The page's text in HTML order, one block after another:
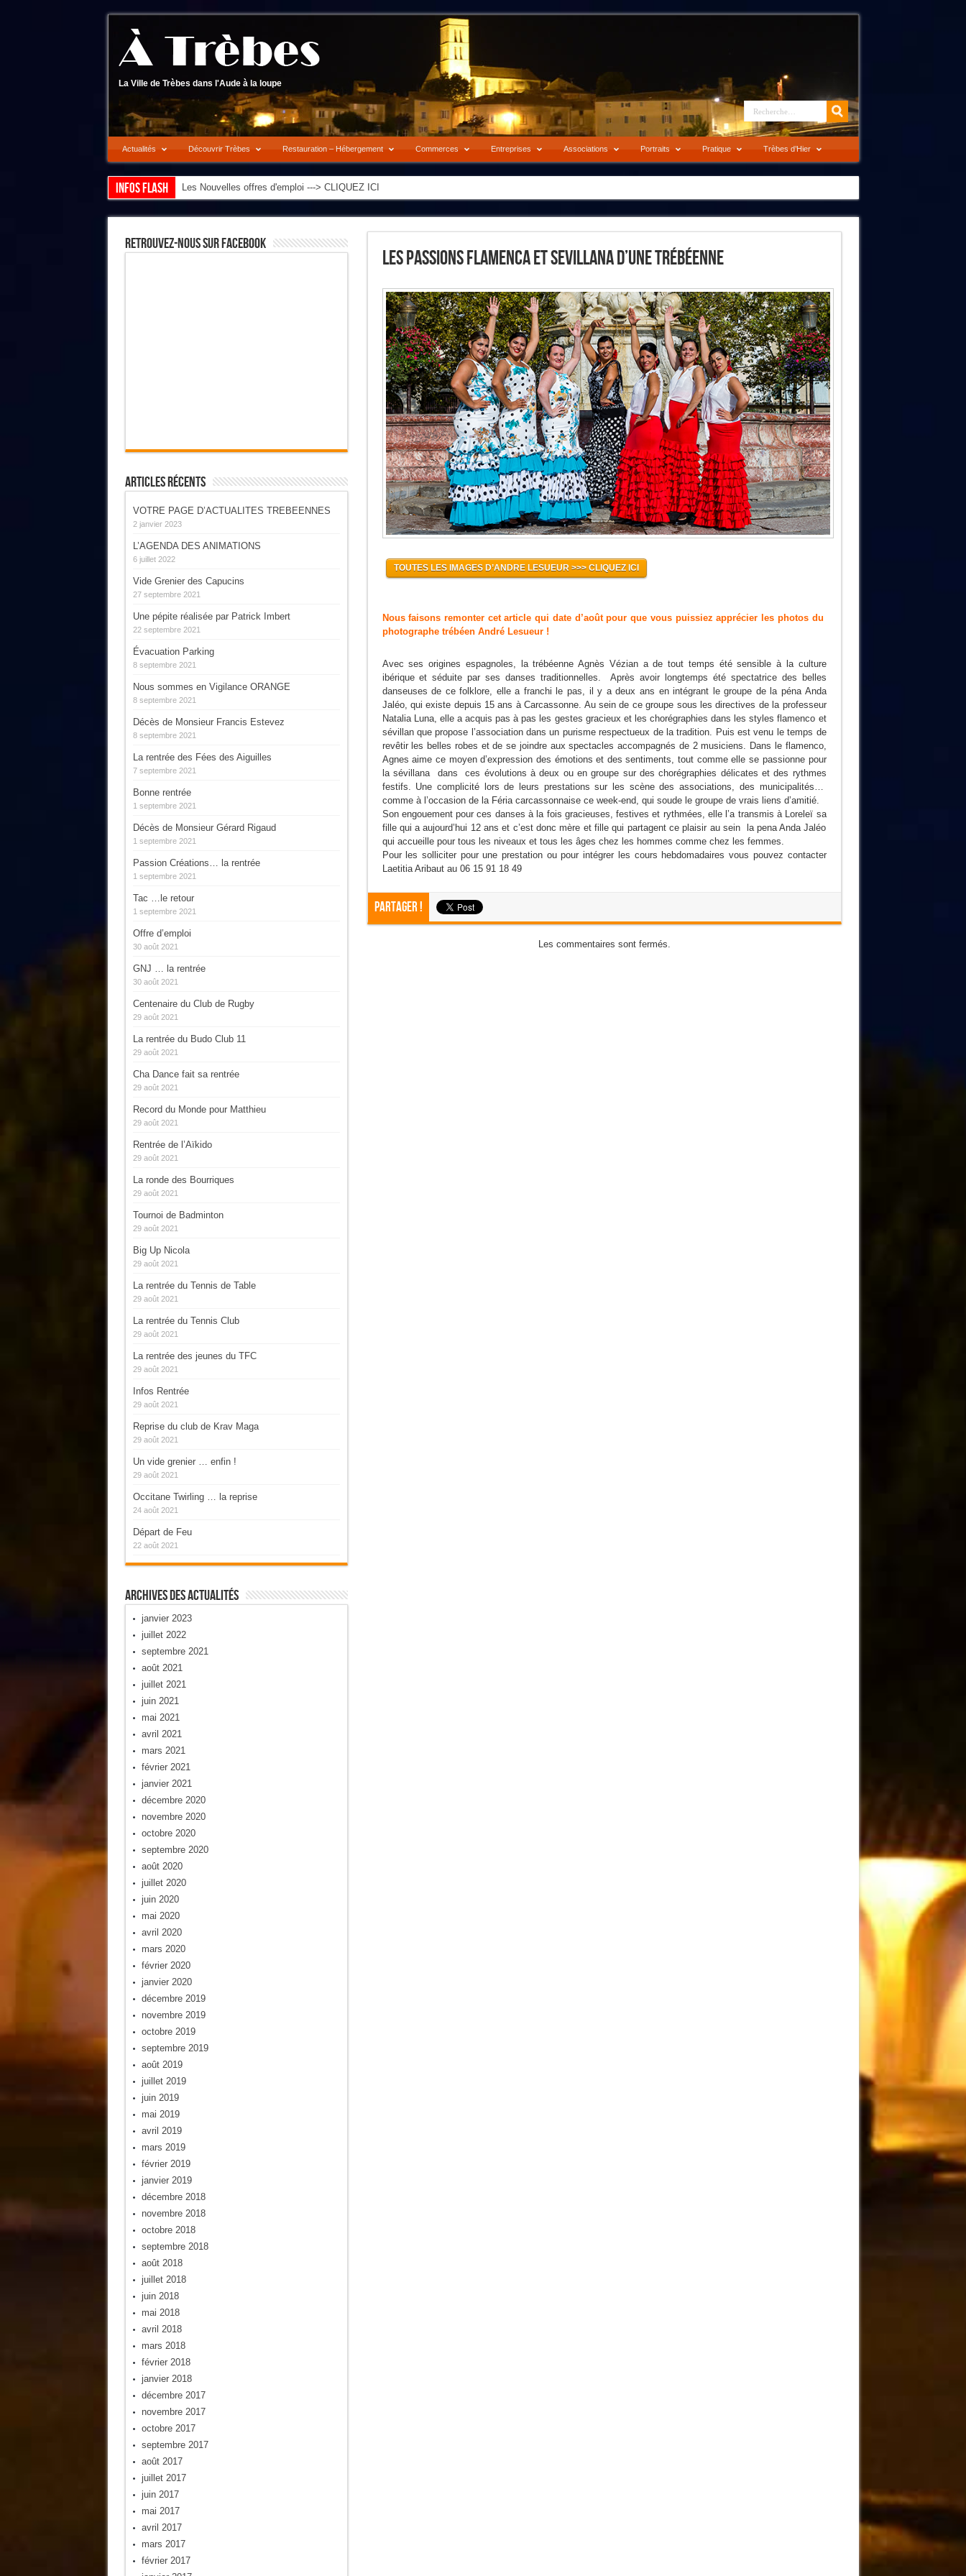
La Ville de Trèbes dans l'Aude à la loupe
Actualités Découvrir Trèbes Restauration – Hébergement Commerces Entreprises Associations Portraits Pratique Trèbes d’Hier
Infos flash Les Nouvelles offres d'emploi ---> CLIQUEZ ICI
Les Passions Flamenca Et Sevillana D’une Trébéenne
TOUTES LES IMAGES D’ANDRE LESUEUR >>> CLIQUEZ ICI
Nous faisons remonter cet article qui date d’août pour que vous puissiez apprécier les photos du
photographe trébéen André Lesueur !
Avec ses origines espagnoles, la trébéenne Agnès Vézian a de tout temps été sensible à la culture
ibérique et séduite par ses danses traditionnelles. Après avoir longtemps été spectatrice des belles
danseuses de ce folklore, elle a franchi le pas, il y a deux ans en intégrant le groupe de la péna Anda
Jaléo, qui existe depuis 15 ans à Carcassonne. Au sein de ce groupe sous les directives de la professeur
Natalia Luna, elle a acquis pas à pas les gestes gracieux et les chorégraphies dans les styles flamenco et
sévillan que propose l’association dans un purisme respectueux de la tradition. Puis est venu le temps de
revêtir les belles robes et de se joindre aux spectacles accompagnés de 2 musiciens. Dans le flamenco,
Agnes aime ce moyen d’expression des émotions et des sentiments, tout comme elle se passionne pour
la sévillana dans ces évolutions à deux ou en groupe sur des chorégraphies délicates et des rythmes
festifs. Une complicité lors de leurs prestations sur les scène des associations, des municipalités…
comme à l’occasion de la Féria carcassonnaise ce week-end, qui soude le groupe de vrais liens d’amitié.
Son engouement pour ces danses à la fois gracieuses, festives et rythmées, elle l’a transmis à Loreleï sa
fille qui a aujourd’hui 12 ans et c’est donc mère et fille qui partagent ce plaisir au sein la pena Anda Jaléo
qui accueille pour tous les niveaux et tous les âges chez les hommes comme chez les femmes.
Pour les solliciter pour une prestation ou pour intégrer les cours hebdomadaires vous pouvez contacter
Laetitia Aribaut au 06 15 91 18 49
Partager !
Les commentaires sont fermés.
Retrouvez-Nous Sur Facebook
Articles Récents
VOTRE PAGE D’ACTUALITES TREBEENNES
2 janvier 2023
L’AGENDA DES ANIMATIONS
6 juillet 2022
Vide Grenier des Capucins
27 septembre 2021
Une pépite réalisée par Patrick Imbert
22 septembre 2021
Évacuation Parking
8 septembre 2021
Nous sommes en Vigilance ORANGE
8 septembre 2021
Décès de Monsieur Francis Estevez
8 septembre 2021
La rentrée des Fées des Aiguilles
7 septembre 2021
Bonne rentrée
1 septembre 2021
Décès de Monsieur Gérard Rigaud
1 septembre 2021
Passion Créations… la rentrée
1 septembre 2021
Tac …le retour
1 septembre 2021
Offre d’emploi
30 août 2021
GNJ … la rentrée
30 août 2021
Centenaire du Club de Rugby
29 août 2021
La rentrée du Budo Club 11
29 août 2021
Cha Dance fait sa rentrée
29 août 2021
Record du Monde pour Matthieu
29 août 2021
Rentrée de l’Aïkido
29 août 2021
La ronde des Bourriques
29 août 2021
Tournoi de Badminton
29 août 2021
Big Up Nicola
29 août 2021
La rentrée du Tennis de Table
29 août 2021
La rentrée du Tennis Club
29 août 2021
La rentrée des jeunes du TFC
29 août 2021
Infos Rentrée
29 août 2021
Reprise du club de Krav Maga
29 août 2021
Un vide grenier … enfin !
29 août 2021
Occitane Twirling … la reprise
24 août 2021
Départ de Feu
22 août 2021
Archives Des Actualités
janvier 2023
juillet 2022
septembre 2021
août 2021
juillet 2021
juin 2021
mai 2021
avril 2021
mars 2021
février 2021
janvier 2021
décembre 2020
novembre 2020
octobre 2020
septembre 2020
août 2020
juillet 2020
juin 2020
mai 2020
avril 2020
mars 2020
février 2020
janvier 2020
décembre 2019
novembre 2019
octobre 2019
septembre 2019
août 2019
juillet 2019
juin 2019
mai 2019
avril 2019
mars 2019
février 2019
janvier 2019
décembre 2018
novembre 2018
octobre 2018
septembre 2018
août 2018
juillet 2018
juin 2018
mai 2018
avril 2018
mars 2018
février 2018
janvier 2018
décembre 2017
novembre 2017
octobre 2017
septembre 2017
août 2017
juillet 2017
juin 2017
mai 2017
avril 2017
mars 2017
février 2017